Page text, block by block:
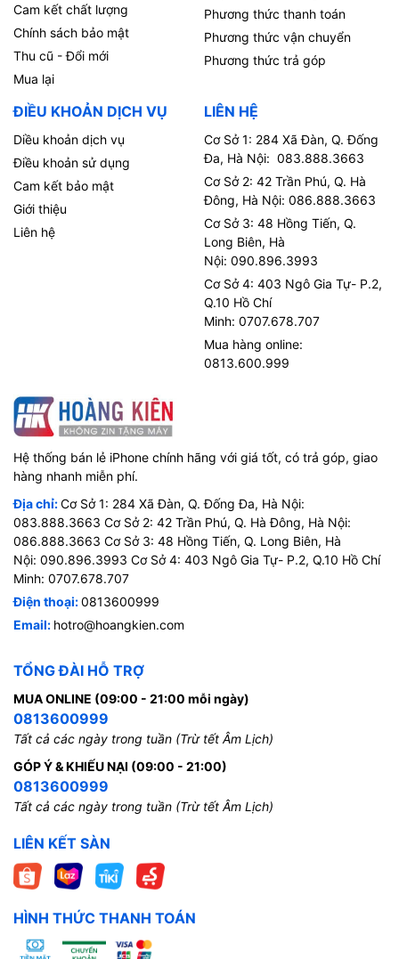
Cam kết chất lượng
Chính sách bảo mật
Thu cũ - Đổi mới
Mua lại
Phương thức thanh toán
Phương thức vận chuyển
Phương thức trả góp
ĐIỀU KHOẢN DỊCH VỤ
Diều khoản dịch vụ
Điều khoản sử dụng
Cam kết bảo mật
Giới thiệu
Liên hệ
LIÊN HỆ
Cơ Sở 1: 284 Xã Đàn, Q. Đống
Đa, Hà Nội: 083.888.3663
Cơ Sở 2: 42 Trần Phú, Q. Hà
Đông, Hà Nội: 086.888.3663
Cơ Sở 3: 48 Hồng Tiến, Q.
Long Biên, Hà
Nội: 090.896.3993
Cơ Sở 4: 403 Ngô Gia Tự- P.2,
Q.10 Hồ Chí
Minh: 0707.678.707
Mua hàng online:
0813.600.999
Hệ thống bán lẻ iPhone chính hãng với giá tốt, có trả góp, giao
hàng nhanh miễn phí.
Địa chỉ:Cơ Sở 1: 284 Xã Đàn, Q. Đống Đa, Hà Nội:
083.888.3663 Cơ Sở 2: 42 Trần Phú, Q. Hà Đông, Hà Nội:
086.888.3663 Cơ Sở 3: 48 Hồng Tiến, Q. Long Biên, Hà
Nội: 090.896.3993 Cơ Sở 4: 403 Ngô Gia Tự- P.2, Q.10 Hồ Chí
Minh: 0707.678.707
Điện thoại:0813600999
Email: hotro@hoangkien.com
TỔNG ĐÀI HỖ TRỢ
MUA ONLINE (09:00 - 21:00 mỗi ngày)
0813600999
Tất cả các ngày trong tuần (Trừ tết Âm Lịch)
GÓP Ý & KHIẾU NẠI (09:00 - 21:00)
0813600999
Tất cả các ngày trong tuần (Trừ tết Âm Lịch)
LIÊN KẾT SÀN
HÌNH THỨC THANH TOÁN